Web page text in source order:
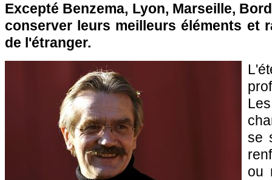
Excepté Benzema, Lyon, Marseille,
conserver leurs meilleurs éléments et
de l'étranger.
se
ou